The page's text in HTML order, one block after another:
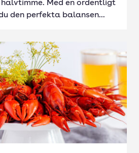
Med en ordentligt
den perfekta balansen...